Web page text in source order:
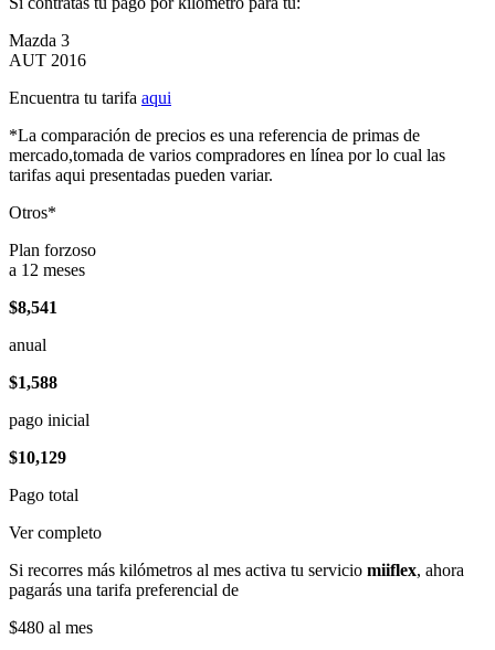
Mazda 3
AUT 2016
Encuentra tu tarifa aqui
*La comparación de precios es una referencia de primas de
mercado,tomada de varios compradores en línea por lo cual las
tarifas aqui presentadas pueden variar.
Otros*
Plan forzoso
a 12 meses
$8,541
anual
$1,588
pago inicial
$10,129
Pago total
Ver completo
Si recorres más kilómetros al mes activa tu servicio miiflex, ahora
pagarás una tarifa preferencial de
$480 al mes